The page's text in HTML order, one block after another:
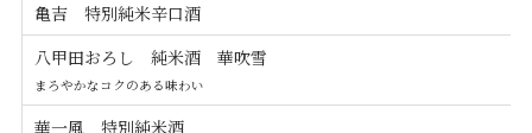
亀吉 特別純米辛口酒
八甲田おろし 純米酒 華吹雪
まろやかなコクのある味わい
華一風 特別純米酒